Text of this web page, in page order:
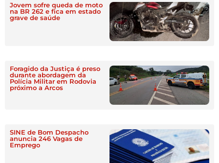
Jovem sofre queda de moto
na BR 262 e fica em estado
grave de saúde
Foragido da Justiça é preso
durante abordagem da
Polícia Militar em Rodovia
próximo a Arcos
SINE de Bom Despacho
anuncia 246 Vagas de
Emprego